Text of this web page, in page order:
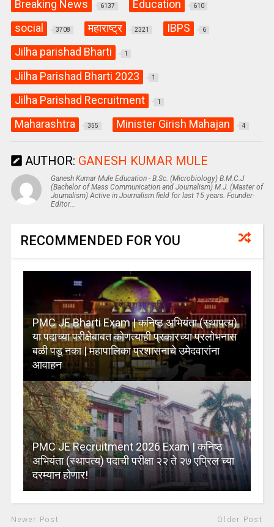
Breaking News 6137 Education 610
social 3708 महाराष्ट्र 2321 IBPS 6
Jilha parishad Bharti 1
Jilha Parishad Bharti 2023 1
Jilha Parishad Recruitment 1
Maharashtra 355 Minister Girish Mahajan 4
AUTHOR: GANESH KUMAR MULE
Ganesh Kumar Mule Education - B.Sc. (Microbiology) B.M.C.J
(Bachelor of Mass Communication and Journalism) M.J. (Master of
Journalism) Active in Journalism field for last 15 years. Founder-
Editor...
RECOMMENDED FOR YOU
PMC JE Bharti Exam | कनिष्ठ अभियंता (स्थापत्य)
या पदाच्या परीक्षेबाबत कोणत्याही प्रकारच्या प्रलोभनास
बळी पडू नका | महापालिका प्रशासनाचे उमेदवारांना
आवाहन
PMC JE Recruitment 2026 Exam | कनिष्ठ
अभियंता (स्थापत्य) पदाची परीक्षा २२ ते २७ एप्रिल च्या
दरम्यान होणार!
Newer Post Older Post